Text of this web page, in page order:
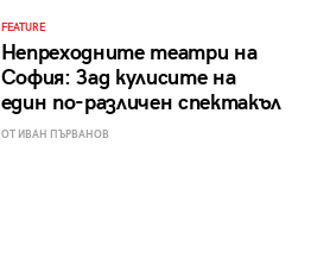
FEATURE
Непреходните театри на
София: Зад кулисите на
един по-различен спектакъл
ОТ ИВАН ПЪРВАНОВ